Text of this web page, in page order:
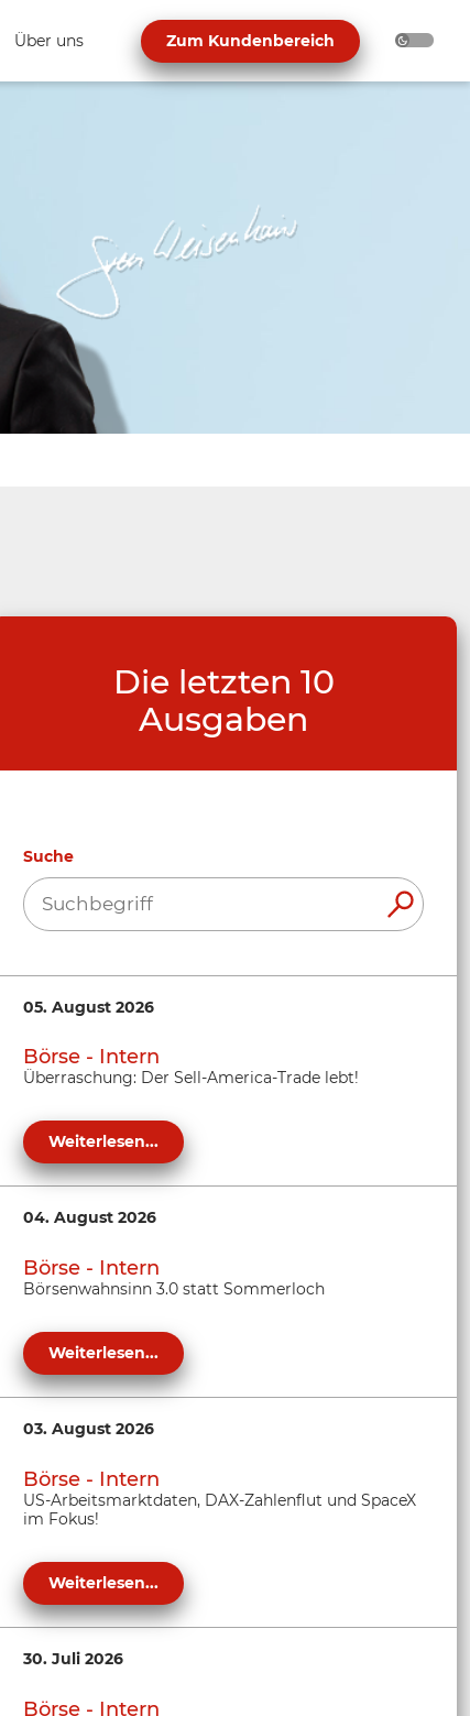
Über uns Zum Kundenbereich
Die letzten 10
Ausgaben
Suche
05. August 2026
Börse - Intern
Überraschung: Der Sell-America-Trade lebt!
Weiterlesen...
04. August 2026
Börse - Intern
Börsenwahnsinn 3.0 statt Sommerloch
Weiterlesen...
03. August 2026
Börse - Intern
US-Arbeitsmarktdaten, DAX-Zahlenflut und SpaceX
im Fokus!
Weiterlesen...
30. Juli 2026
Börse - Intern